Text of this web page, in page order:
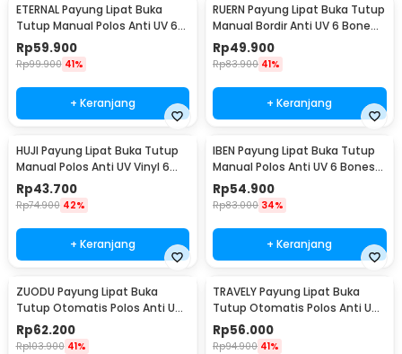
ETERNAL Payung Lipat Buka
Tutup Manual Polos Anti UV 6
Bone 50cm - E-50
Rp59.900
Rp99.900 41%
+ Keranjang
RUERN Payung Lipat Buka Tutup
Manual Bordir Anti UV 6 Bone
92cm - R-3
Rp49.900
Rp83.900 41%
+ Keranjang
HUJI Payung Lipat Buka Tutup
Manual Polos Anti UV Vinyl 6
Bone 90cm - HJ190
Rp43.700
Rp74.900 42%
+ Keranjang
IBEN Payung Lipat Buka Tutup
Manual Polos Anti UV 6 Bones
90cm - HA003
Rp54.900
Rp83.000 34%
+ Keranjang
ZUODU Payung Lipat Buka
Tutup Otomatis Polos Anti UV
10 Bone 103cm - YMD-10
Rp62.200
Rp103.900 41%
TRAVELY Payung Lipat Buka
Tutup Otomatis Polos Anti UV
12 Bone 105cm - TRA002
Rp56.000
Rp94.900 41%